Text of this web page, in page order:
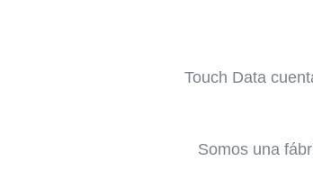
Touch Data
Somos una